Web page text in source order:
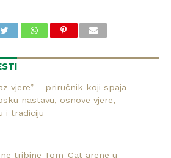
vjere” – priručnik koji spaja
nastavu, osnove vjere,
i tradiciju
tribine Tom-Cat arene u